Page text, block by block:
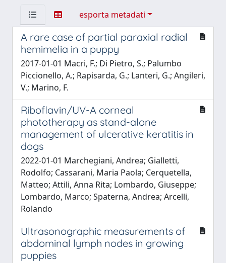
esporta metadati
A rare case of partial paraxial radial
hemimelia in a puppy
2017-01-01 Macri, F.; Di Pietro, S.; Palumbo
Piccionello, A.; Rapisarda, G.; Lanteri, G.; Angileri,
V.; Marino, F.
Riboflavin/UV-A corneal
phototherapy as stand-alone
management of ulcerative keratitis in
dogs
2022-01-01 Marchegiani, Andrea; Gialletti,
Rodolfo; Cassarani, Maria Paola; Cerquetella,
Matteo; Attili, Anna Rita; Lombardo, Giuseppe;
Lombardo, Marco; Spaterna, Andrea; Arcelli,
Rolando
Ultrasonographic measurements of
abdominal lymph nodes in growing
puppies